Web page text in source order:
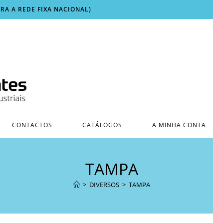
A REDE FIXA NACIONAL)
CONTACTOS CATÁLOGOS A MINHA CONTA
TAMPA
> DIVERSOS > TAMPA